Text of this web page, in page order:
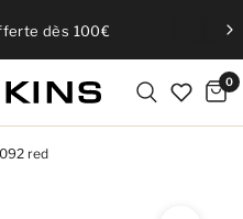
dès 100€
0
red